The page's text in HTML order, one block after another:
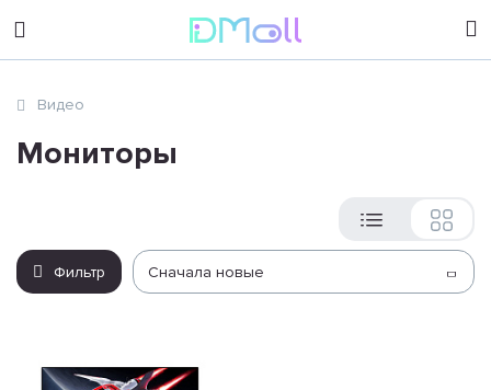
sales@dimoll.ru
Видео
Мониторы
Фильтр Сначала новые